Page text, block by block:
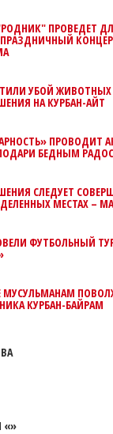
ПРОВЕДЕТ
УБОЙ
НА КУРБАН-АЙТ
ПРОВОДИТ
БЕДНЫМ
СЛЕДУЕТ
МЕСТАХ –
ФУТБОЛЬНЫЙ
МУСУЛЬМАНАМ
КУРБАН-БАЙРАМ
«»